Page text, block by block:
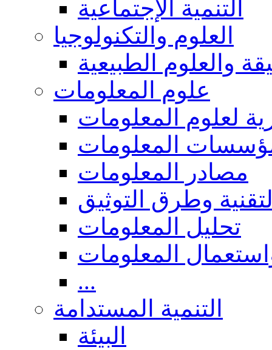
التنمية الإجتماعية
العلوم والتكنولوجيا
والعلوم الطبيعية
علوم المعلومات
لعلوم المعلومات
المعلومات
مصادر المعلومات
وطرق التوثيق
تحليل المعلومات
المعلومات
...
التنمية المستدامة
البيئة